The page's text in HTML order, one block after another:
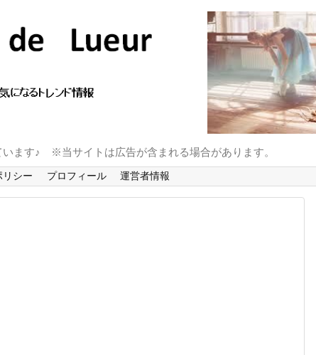
ます♪ ※当サイトは広告が含まれる場合があります。
リシー プロフィール 運営者情報